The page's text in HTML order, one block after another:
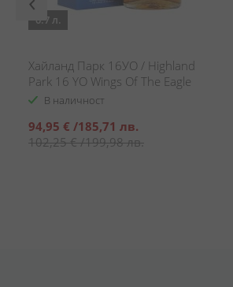
0.7 л.
Хайланд Парк 16УО / Highland
Park 16 YO Wings Of The Eagle
В наличност
Специална
цена
94,95 € /185,71 лв.
102,25 €/199,98 лв.